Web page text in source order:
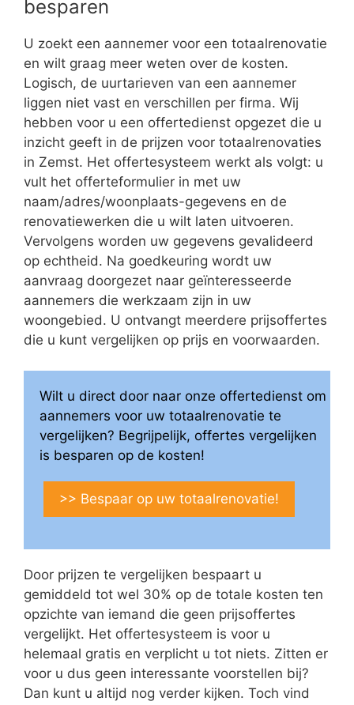
besparen
U zoekt een aannemer voor een totaalrenovatie
en wilt graag meer weten over de kosten.
Logisch, de uurtarieven van een aannemer
liggen niet vast en verschillen per firma. Wij
hebben voor u een offertedienst opgezet die u
inzicht geeft in de prijzen voor totaalrenovaties
in Zemst. Het offertesysteem werkt als volgt: u
vult het offerteformulier in met uw
naam/adres/woonplaats-gegevens en de
renovatiewerken die u wilt laten uitvoeren.
Vervolgens worden uw gegevens gevalideerd
op echtheid. Na goedkeuring wordt uw
aanvraag doorgezet naar geïnteresseerde
aannemers die werkzaam zijn in uw
woongebied. U ontvangt meerdere prijsoffertes
die u kunt vergelijken op prijs en voorwaarden.
Wilt u direct door naar onze offertedienst om
aannemers voor uw totaalrenovatie te
vergelijken? Begrijpelijk, offertes vergelijken
is besparen op de kosten!
>> Bespaar op uw totaalrenovatie!
Door prijzen te vergelijken bespaart u
gemiddeld tot wel 30% op de totale kosten ten
opzichte van iemand die geen prijsoffertes
vergelijkt. Het offertesysteem is voor u
helemaal gratis en verplicht u tot niets. Zitten er
voor u dus geen interessante voorstellen bij?
Dan kunt u altijd nog verder kijken. Toch vind